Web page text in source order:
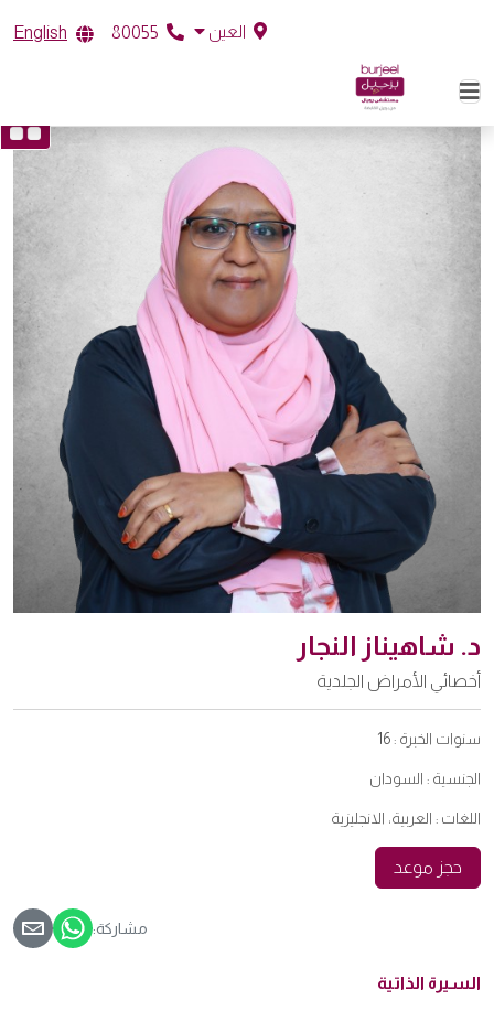
العين English
د. شاهيناز النجار
أخصائي الأمراض الجلدية
سنوات الخبرة : 16
الجنسية : السودان
اللغات : العربية، الانجليزية
حجز موعد
مشاركة:
السيرة الذاتية